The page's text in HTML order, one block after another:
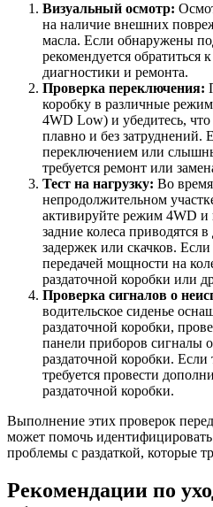
Визуальный осмотр:
на наличие внешних
масла. Если обнаружены
рекомендуется обратиться
диагностики и ремонта.
Проверка переключения:
коробку в различные
4WD Low) и убедитесь,
плавно и без
переключением или
требуется ремонт или
Тест на нагрузку: Во
непродолжительном
активируйте режим 4WD и
задние колеса приводятся
задержек или скачков.
передачей мощности на
раздаточной коробки или
Проверка сигналов о
водительское сиденье
раздаточной коробки,
панели приборов сигналы
раздаточной коробки.
требуется провести
раздаточной коробки.
Выполнение этих проверок
может помочь
проблемы с раздаткой, которые
Рекомендации по